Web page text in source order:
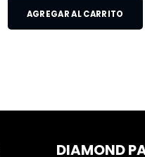
AGREGAR AL CARRITO
DIAMOND